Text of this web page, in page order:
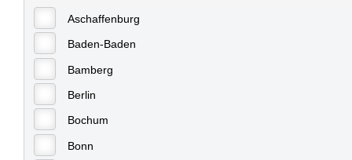
Aschaffenburg
Baden-Baden
Bamberg
Berlin
Bochum
Bonn